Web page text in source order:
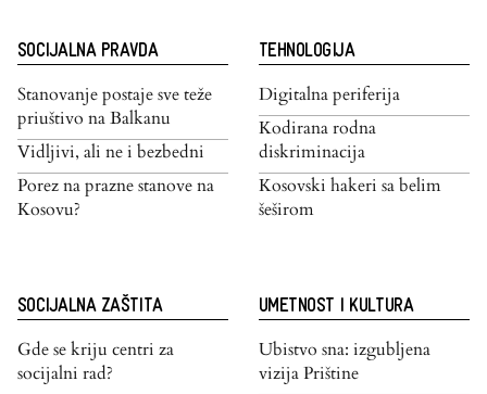
SOCIJALNA PRAVDA
Stanovanje postaje sve teže
priuštivo na Balkanu
Vidljivi, ali ne i bezbedni
Porez na prazne stanove na
Kosovu?
TEHNOLOGIJA
Digitalna periferija
Kodirana rodna
diskriminacija
Kosovski hakeri sa belim
šeširom
SOCIJALNA ZAŠTITA
Gde se kriju centri za
socijalni rad?
UMETNOST I KULTURA
Ubistvo sna: izgubljena
vizija Prištine